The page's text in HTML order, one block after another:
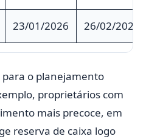
23/01/2026 26/02/2026
para o planejamento
proprietários com
mais precoce, em
reserva de caixa logo